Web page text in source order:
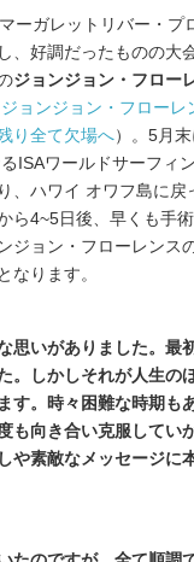
ーガレットリバー・プ
、好調だったものの大
ジョンジョン・フロー
ジョンジョン・フローレ
り全て欠場へ）。5月
ISAワールドサーフィ
、ハワイ オワフ島に戻
ら4~5日後、早くも手
ジョン・フローレンス
なります。
思いがありました。最
。しかしそれが人生の
す。時々困難な時期も
も向き合い克服してい
や素敵なメッセージに